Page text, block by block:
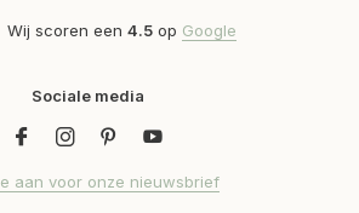
Wij scoren een 4.5 op Google
Sociale media
aan voor onze nieuwsbrief